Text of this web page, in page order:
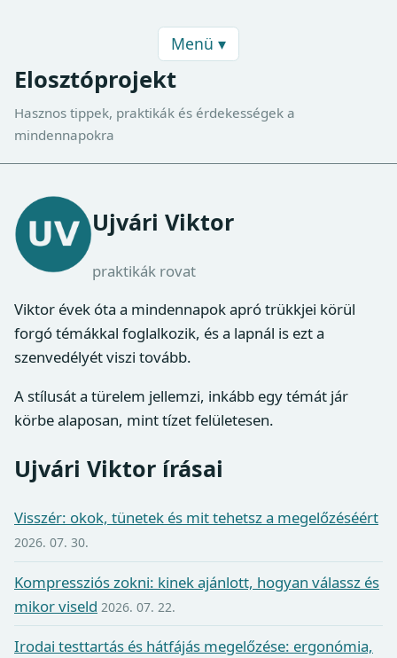
Menü ▾
Elosztóprojekt
Hasznos tippek, praktikák és érdekességek a
mindennapokra
Ujvári Viktor
praktikák rovat
Viktor évek óta a mindennapok apró trükkjei körül
forgó témákkal foglalkozik, és a lapnál is ezt a
szenvedélyét viszi tovább.
A stílusát a türelem jellemzi, inkább egy témát jár
körbe alaposan, mint tízet felületesen.
Ujvári Viktor írásai
Visszér: okok, tünetek és mit tehetsz a megelőzéséért
2026. 07. 30.
Kompressziós zokni: kinek ajánlott, hogyan válassz és
mikor viseld 2026. 07. 22.
Irodai testtartás és hátfájás megelőzése: ergonómia,